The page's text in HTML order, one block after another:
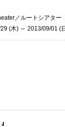
／ルートシアター
(木) ～ 2013/09/01 (